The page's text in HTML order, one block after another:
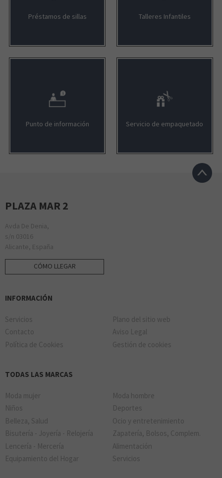
Préstamos de sillas Talleres Infantiles
Punto de información Servicio de empaquetado
PLAZA MAR 2
Avda De Denia,
s/n 03016
Alicante, España
CÓMO LLEGAR
INFORMACIÓN
Servicios
Plano del sitio web
Contacto
Aviso Legal
Política de Cookies
Gestión de cookies
TODAS LAS MARCAS
Moda mujer
Moda hombre
Niños
Deportes
Belleza, Salud
Ocio y entretenimiento
Bisutería - Joyería - Relojería
Zapatería, Bolsos, Complem.
Lencería - Mercería
Alimentación
Equipamiento del Hogar
Servicios